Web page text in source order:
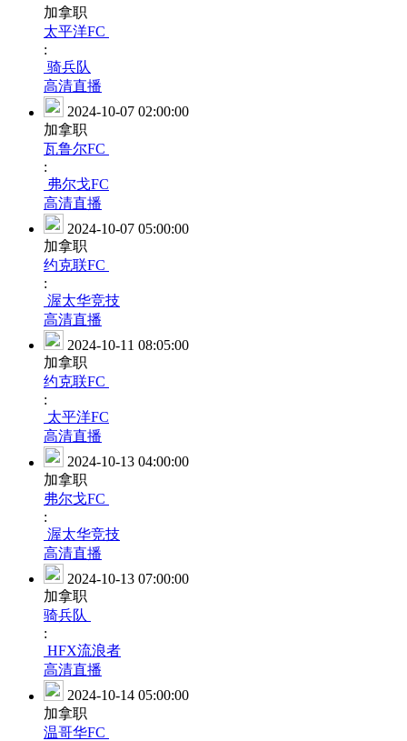
加拿职
太平洋FC
:
骑兵队
高清直播
2024-10-07 02:00:00
加拿职
瓦鲁尔FC
:
弗尔戈FC
高清直播
2024-10-07 05:00:00
加拿职
约克联FC
:
渥太华竞技
高清直播
2024-10-11 08:05:00
加拿职
约克联FC
:
太平洋FC
高清直播
2024-10-13 04:00:00
加拿职
弗尔戈FC
:
渥太华竞技
高清直播
2024-10-13 07:00:00
加拿职
骑兵队
:
HFX流浪者
高清直播
2024-10-14 05:00:00
加拿职
温哥华FC